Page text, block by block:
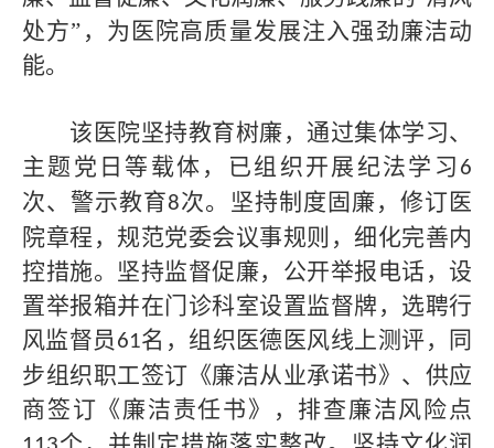
处方”，为医院高质量发展注入强劲廉洁动
能。
该医院坚持教育树廉，通过集体学习、
主题党日等载体，已组织开展纪法学习 6
次、警示教育8次。坚持制度固廉，修订医
院章程，规范党委会议事规则，细化完善内
控措施。坚持监督促廉，公开举报电话，设
置举报箱并在门诊科室设置监督牌，选聘行
风监督员 61名，组织医德医风线上测评，同
步组织职工签订《廉洁从业承诺书》、供应
商签订《廉洁责任书》，排查廉洁风险点